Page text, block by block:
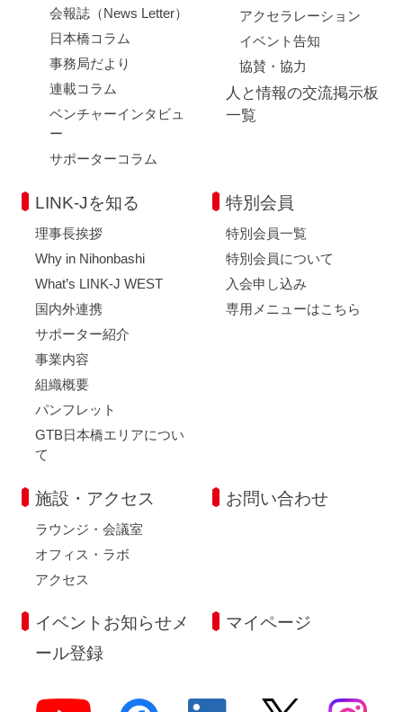
会報誌（News Letter）
日本橋コラム
事務局だより
連載コラム
ベンチャーインタビュ
ー
サポーターコラム
アクセラレーション
イベント告知
協賛・協力
人と情報の交流掲示板
一覧
LINK-Jを知る
理事長挨拶
Why in Nihonbashi
What’s LINK-J WEST
国内外連携
サポーター紹介
事業内容
組織概要
パンフレット
GTB日本橋エリアについ
て
特別会員
特別会員一覧
特別会員について
入会申し込み
専用メニューはこちら
施設・アクセス
ラウンジ・会議室
オフィス・ラボ
アクセス
お問い合わせ
イベントお知らせメ
ール登録
マイページ